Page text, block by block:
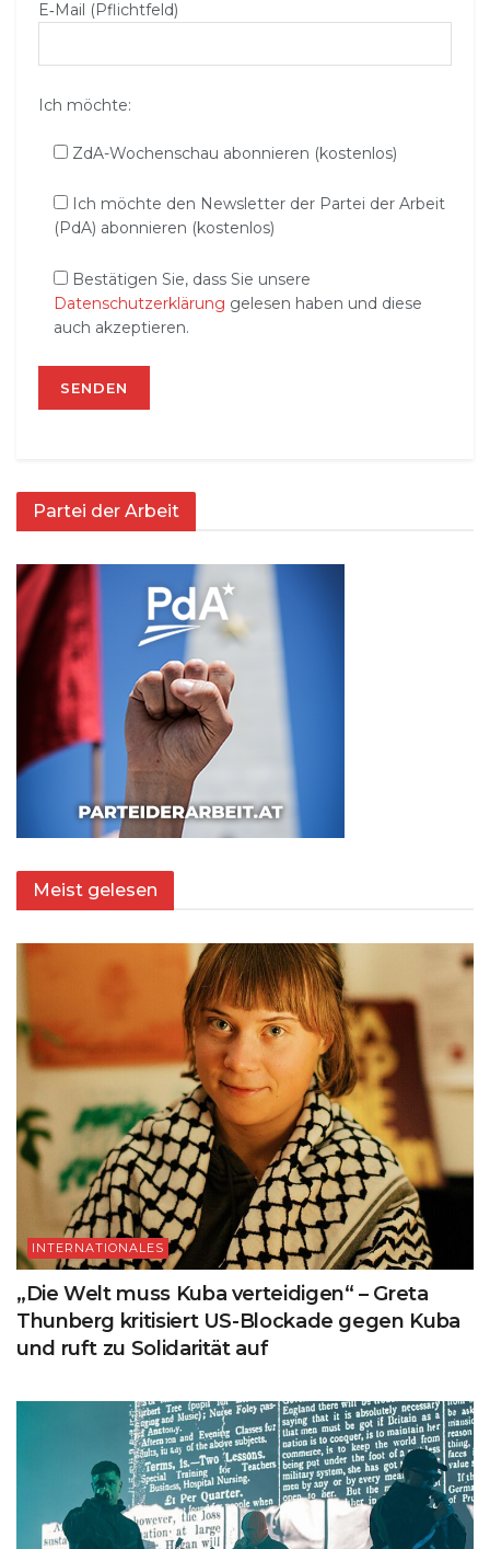
E‑Mail (Pflichtfeld)
Ich möchte:
ZdA-Wochenschau abonnieren (kostenlos)
Ich möchte den Newsletter der Partei der Arbeit
(PdA) abonnieren (kostenlos)
Bestätigen Sie, dass Sie unsere
Datenschutzerklärung gelesen haben und diese
auch akzeptieren.
Partei der Arbeit
Meist gelesen
INTERNATIONALES
„Die Welt muss Kuba verteidigen“ – Greta
Thunberg kritisiert US-Blockade gegen Kuba
und ruft zu Solidarität auf